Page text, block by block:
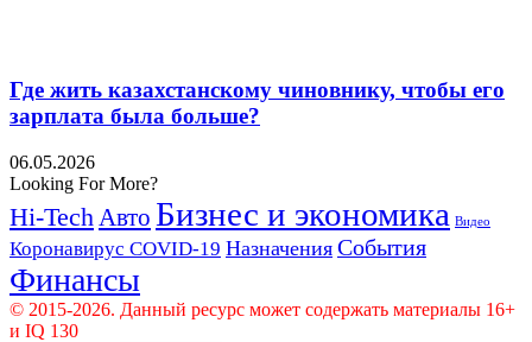
Где жить казахстанскому чиновнику, чтобы его
зарплата была больше?
06.05.2026
Looking For More?
Hi-Tech Авто Бизнес и экономика Видео
Коронавирус COVID-19 Назначения События
Финансы
© 2015-2026. Данный ресурс может содержать материалы 16+
и IQ 130